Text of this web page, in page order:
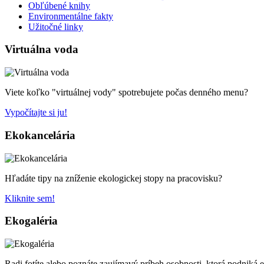
Obľúbené knihy
Environmentálne fakty
Užitočné linky
Virtuálna voda
Viete koľko "virtuálnej vody" spotrebujete počas denného menu?
Vypočítajte si ju!
Ekokancelária
Hľadáte tipy na zníženie ekologickej stopy na pracovisku?
Kliknite sem!
Ekogaléria